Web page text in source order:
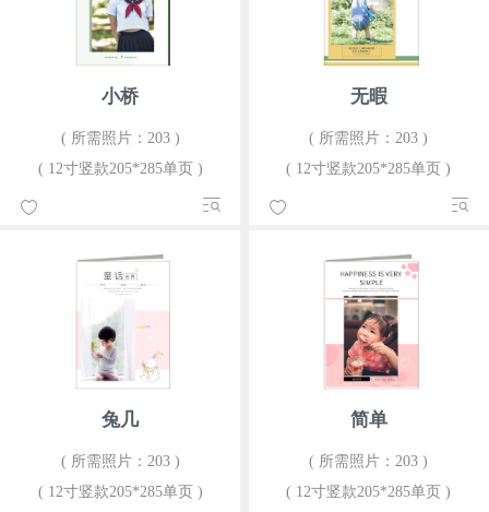
小桥
( 所需照片：203 )
( 12寸竖款205*285单页 )
无暇
( 所需照片：203 )
( 12寸竖款205*285单页 )
兔几
( 所需照片：203 )
( 12寸竖款205*285单页 )
简单
( 所需照片：203 )
( 12寸竖款205*285单页 )